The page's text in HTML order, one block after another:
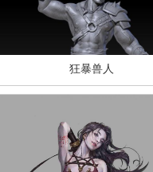
狂暴兽人